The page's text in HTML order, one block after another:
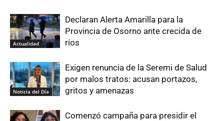
Actualidad
Declaran Alerta Amarilla para la
Provincia de Osorno ante crecida de
ríos
Noticia del Día
Exigen renuncia de la Seremi de Salud
por malos tratos: acusan portazos,
gritos y amenazas
Comenzó campaña para presidir el